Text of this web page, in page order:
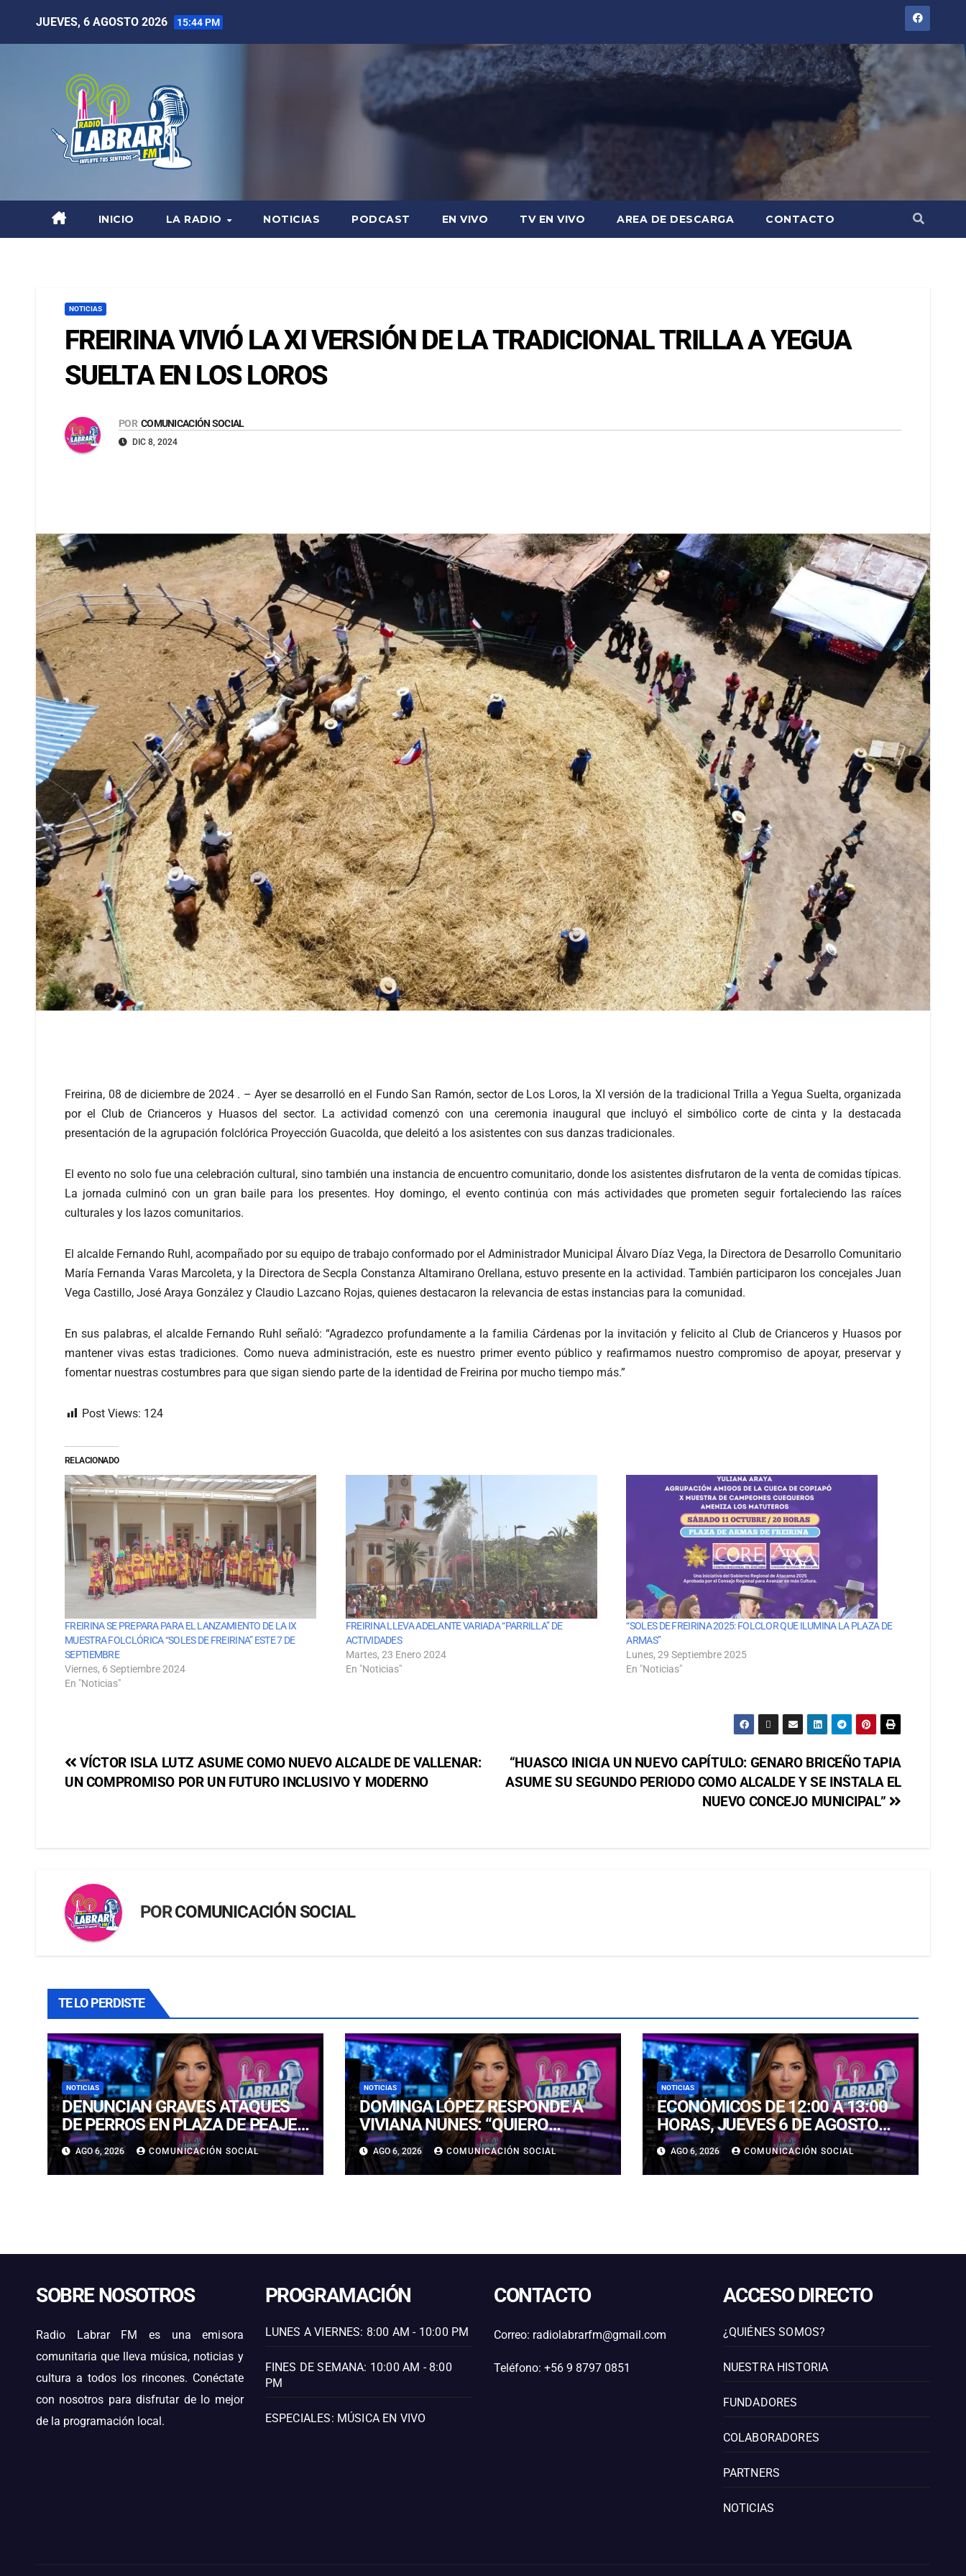
JUEVES, 6 AGOSTO 2026 15:44 PM
INICIO LA RADIO NOTICIAS PODCAST EN VIVO TV EN VIVO AREA DE DESCARGA CONTACTO
NOTICIAS
FREIRINA VIVIÓ LA XI VERSIÓN DE LA TRADICIONAL TRILLA A YEGUA
SUELTA EN LOS LOROS
POR COMUNICACIÓN SOCIAL
DIC 8, 2024
Freirina, 08 de diciembre de 2024 . – Ayer se desarrolló en el Fundo San Ramón, sector de Los Loros, la XI versión de la tradicional Trilla a Yegua Suelta, organizada
por el Club de Crianceros y Huasos del sector. La actividad comenzó con una ceremonia inaugural que incluyó el simbólico corte de cinta y la destacada
presentación de la agrupación folclórica Proyección Guacolda, que deleitó a los asistentes con sus danzas tradicionales.
El evento no solo fue una celebración cultural, sino también una instancia de encuentro comunitario, donde los asistentes disfrutaron de la venta de comidas típicas.
La jornada culminó con un gran baile para los presentes. Hoy domingo, el evento continúa con más actividades que prometen seguir fortaleciendo las raíces
culturales y los lazos comunitarios.
El alcalde Fernando Ruhl, acompañado por su equipo de trabajo conformado por el Administrador Municipal Álvaro Díaz Vega, la Directora de Desarrollo Comunitario
María Fernanda Varas Marcoleta, y la Directora de Secpla Constanza Altamirano Orellana, estuvo presente en la actividad. También participaron los concejales Juan
Vega Castillo, José Araya González y Claudio Lazcano Rojas, quienes destacaron la relevancia de estas instancias para la comunidad.
En sus palabras, el alcalde Fernando Ruhl señaló: “Agradezco profundamente a la familia Cárdenas por la invitación y felicito al Club de Crianceros y Huasos por
mantener vivas estas tradiciones. Como nueva administración, este es nuestro primer evento público y reafirmamos nuestro compromiso de apoyar, preservar y
fomentar nuestras costumbres para que sigan siendo parte de la identidad de Freirina por mucho tiempo más.”
Post Views: 124
RELACIONADO
FREIRINA SE PREPARA PARA EL LANZAMIENTO DE LA IX
MUESTRA FOLCLÓRICA “SOLES DE FREIRINA” ESTE 7 DE
SEPTIEMBRE
Viernes, 6 Septiembre 2024
En "Noticias"
FREIRINA LLEVA ADELANTE VARIADA “PARRILLA” DE
ACTIVIDADES
Martes, 23 Enero 2024
En "Noticias"
“SOLES DE FREIRINA 2025: FOLCLOR QUE ILUMINA LA PLAZA DE
ARMAS”
Lunes, 29 Septiembre 2025
En "Noticias"
“HUASCO INICIA UN NUEVO CAPÍTULO: GENARO BRICEÑO TAPIA
ASUME SU SEGUNDO PERIODO COMO ALCALDE Y SE INSTALA EL
NUEVO CONCEJO MUNICIPAL”
VÍCTOR ISLA LUTZ ASUME COMO NUEVO ALCALDE DE VALLENAR:
UN COMPROMISO POR UN FUTURO INCLUSIVO Y MODERNO
PORCOMUNICACIÓN SOCIAL
TE LO PERDISTE
NOTICIAS
DENUNCIAN GRAVES ATAQUES
DE PERROS EN PLAZA DE PEAJE
Y BARRIO RESIDENCIAL EN
COPIAPÓ
AGO 6, 2026 COMUNICACIÓN SOCIAL
NOTICIAS
DOMINGA LÓPEZ RESPONDE A
VIVIANA NUNES: “QUIERO
LLEGAR, NI SIQUIERA AL TOP 5, A
LA CORONA”
AGO 6, 2026 COMUNICACIÓN SOCIAL
NOTICIAS
ECONÓMICOS DE 12:00 A 13:00
HORAS, JUEVES 6 DE AGOSTO
2026
AGO 6, 2026 COMUNICACIÓN SOCIAL
SOBRE NOSOTROS
Radio Labrar FM es una emisora
comunitaria que lleva música, noticias y
cultura a todos los rincones. Conéctate
con nosotros para disfrutar de lo mejor
de la programación local.
PROGRAMACIÓN
LUNES A VIERNES: 8:00 AM - 10:00 PM
FINES DE SEMANA: 10:00 AM - 8:00
PM
ESPECIALES: MÚSICA EN VIVO
CONTACTO
Correo: radiolabrarfm@gmail.com
Teléfono: +56 9 8797 0851
ACCESO DIRECTO
¿QUIÉNES SOMOS?
NUESTRA HISTORIA
FUNDADORES
COLABORADORES
PARTNERS
NOTICIAS